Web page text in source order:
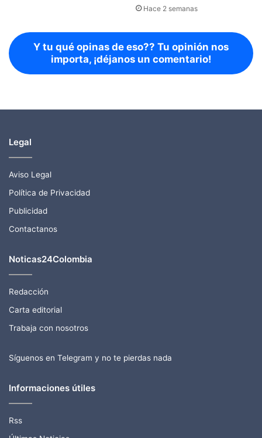
Hace 2 semanas
Y tu qué opinas de eso?? Tu opinión nos
importa, ¡déjanos un comentario!
Legal
Aviso Legal
Política de Privacidad
Publicidad
Contactanos
Noticas24Colombia
Redacción
Carta editorial
Trabaja con nosotros
Síguenos en Telegram y no te pierdas nada
Informaciones útiles
Rss